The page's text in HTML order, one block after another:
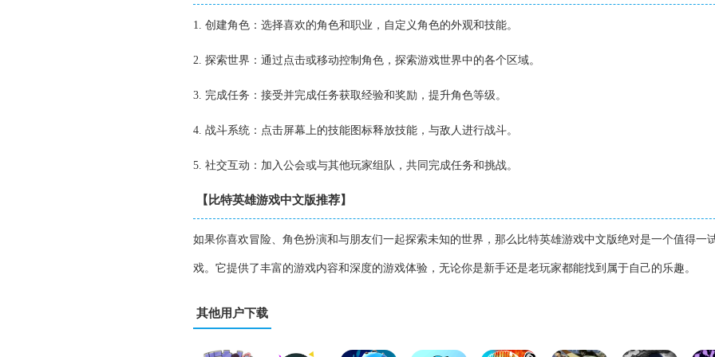
1. 创建角色：选择喜欢的角色和职业，自定义角色的外观和技能。
2. 探索世界：通过点击或移动控制角色，探索游戏世界中的各个区域。
3. 完成任务：接受并完成任务获取经验和奖励，提升角色等级。
4. 战斗系统：点击屏幕上的技能图标释放技能，与敌人进行战斗。
5. 社交互动：加入公会或与其他玩家组队，共同完成任务和挑战。
【比特英雄游戏中文版推荐】
如果你喜欢冒险、角色扮演和与朋友们一起探索未知的世界，那么比特英雄游戏中文版绝对是一个值得一
戏。它提供了丰富的游戏内容和深度的游戏体验，无论你是新手还是老玩家都能找到属于自己的乐趣。
其他用户下载